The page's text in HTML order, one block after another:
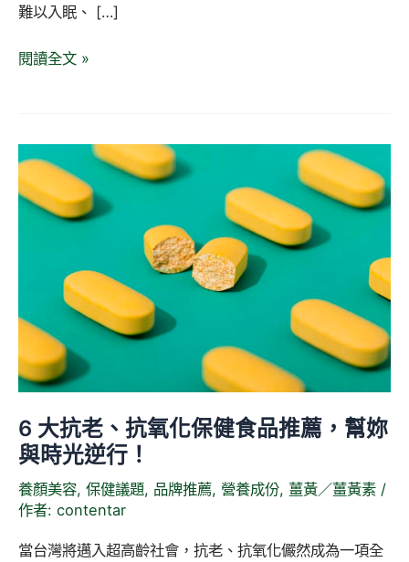
難以入眠、 […]
力
回
閱讀全文 »
6 大抗老、抗氧化保健食品推薦，幫妳
與時光逆行！
養顏美容, 保健議題, 品牌推薦, 營養成份, 薑黃／薑黃素 /
作者: contentar
當台灣將邁入超高齡社會，抗老、抗氧化儼然成為一項全
6
大
抗
保
健
食
推
薦，
妳
時